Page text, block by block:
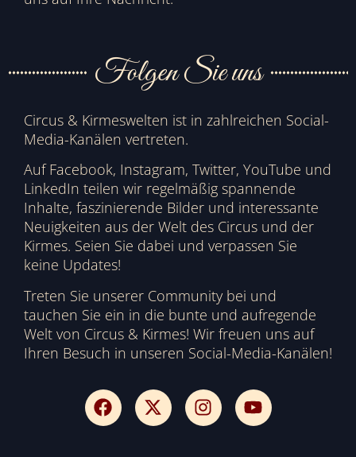
Folgen Sie uns
Circus & Kirmeswelten ist in zahlreichen Social-
Media-Kanälen vertreten.
Auf Facebook, Instagram, Twitter, YouTube und
LinkedIn teilen wir regelmäßig spannende
Inhalte, faszinierende Bilder und interessante
Neuigkeiten aus der Welt des Circus und der
Kirmes. Seien Sie dabei und verpassen Sie
keine Updates!
Treten Sie unserer Community bei und
tauchen Sie ein in die bunte und aufregende
Welt von Circus & Kirmes! Wir freuen uns auf
Ihren Besuch in unseren Social-Media-Kanälen!